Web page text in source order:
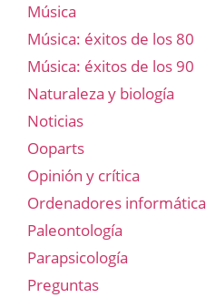
Música
Música: éxitos de los 80
Música: éxitos de los 90
Naturaleza y biología
Noticias
Ooparts
Opinión y crítica
Ordenadores informática
Paleontología
Parapsicología
Preguntas